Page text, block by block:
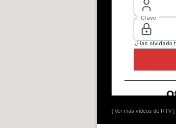
[ Ver más vídeos de RTV ]